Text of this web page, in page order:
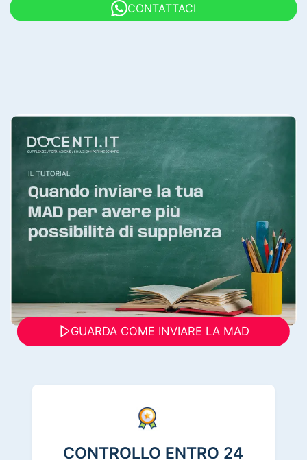
CONTATTACI
GUARDA COME INVIARE LA MAD
CONTROLLO ENTRO 24